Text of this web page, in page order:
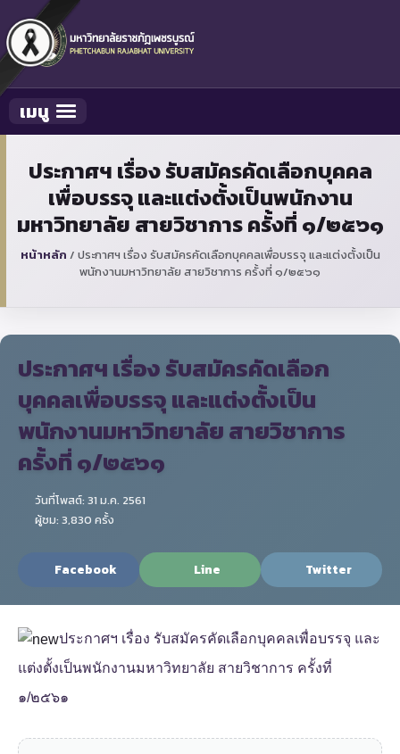
Toggle navigation
เมนู
ประกาศฯ เรื่อง รับสมัครคัดเลือกบุคคล
เพื่อบรรจุ และแต่งตั้งเป็นพนักงาน
มหาวิทยาลัย สายวิชาการ ครั้งที่ ๑/๒๕๖๑
หน้าหลัก / ประกาศฯ เรื่อง รับสมัครคัดเลือกบุคคลเพื่อบรรจุ และแต่งตั้งเป็น
พนักงานมหาวิทยาลัย สายวิชาการ ครั้งที่ ๑/๒๕๖๑
ประกาศฯ เรื่อง รับสมัครคัดเลือก
บุคคลเพื่อบรรจุ และแต่งตั้งเป็น
พนักงานมหาวิทยาลัย สายวิชาการ
ครั้งที่ ๑/๒๕๖๑
วันที่โพสต์: 31 ม.ค. 2561
ผู้ชม: 3,830 ครั้ง
Facebook Line Twitter
ประกาศฯ เรื่อง รับสมัครคัดเลือกบุคคลเพื่อบรรจุ และ
แต่งตั้งเป็นพนักงานมหาวิทยาลัย สายวิชาการ ครั้งที่
๑/๒๕๖๑